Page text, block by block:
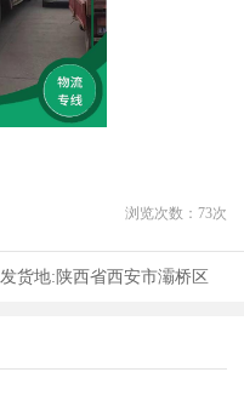
浏览次数： 73次
发货地:陕西省西安市灞桥区